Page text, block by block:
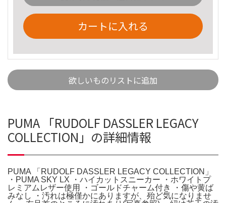
カートに入れる
欲しいものリストに追加
PUMA 「RUDOLF DASSLER LEGACY
COLLECTION」の詳細情報
PUMA 「RUDOLF DASSLER LEGACY COLLECTION」
・PUMA SKY LX ・ハイカットスニーカー ・ホワイトプ
レミアムレザー使用 ・ゴールドチャーム付き ・傷や黄ば
みなし ・汚れは極僅かにありますが、殆ど気になりませ